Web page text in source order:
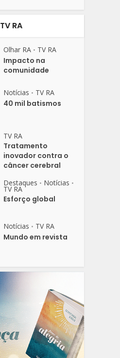
TV RA
Olhar RA • TV RA
Impacto na
comunidade
Notícias • TV RA
40 mil batismos
TV RA
Tratamento
inovador contra o
câncer cerebral
Destaques • Notícias •
TV RA
Esforço global
Notícias • TV RA
Mundo em revista